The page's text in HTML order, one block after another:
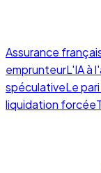
Assurance
emprunteurL'IA à
spéculativeLe
liquidation forcée